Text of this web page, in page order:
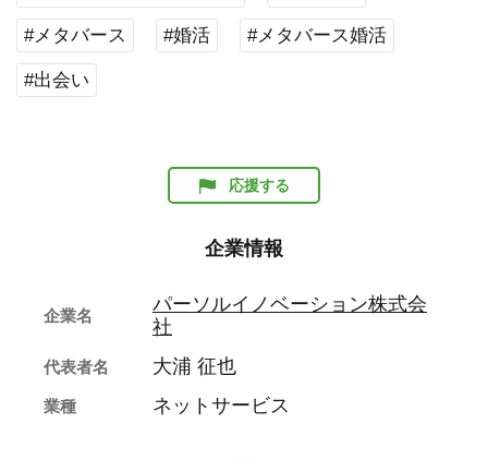
#メタバース #婚活 #メタバース婚活
#出会い
応援する
企業情報
企業名
パーソルイノベーション株式会
社
代表者名 大浦 征也
業種 ネットサービス